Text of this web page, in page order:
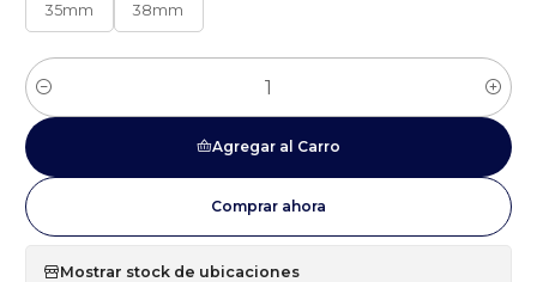
35mm 38mm
Cantidad
Agregar al Carro
Comprar ahora
Mostrar stock de ubicaciones